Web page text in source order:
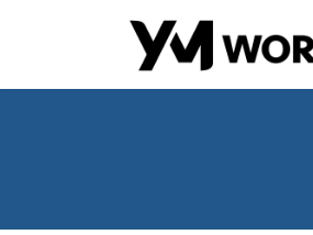
ン
ー